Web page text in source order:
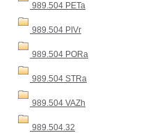
989.504 PETa
989.504 PIVr
989.504 PORa
989.504 STRa
989.504 VAZh
989.504.32